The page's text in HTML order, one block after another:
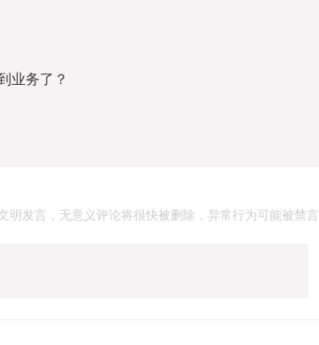
业务了？
明发言，无意义评论将很快被删除，异常行为可能被禁言